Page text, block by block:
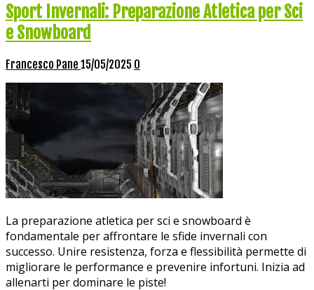
Sport Invernali: Preparazione Atletica per Sci
e Snowboard
Francesco Pane 15/05/2025 0
La preparazione atletica per sci e snowboard è
fondamentale per affrontare le sfide invernali con
successo. Unire resistenza, forza e flessibilità permette di
migliorare le performance e prevenire infortuni. Inizia ad
allenarti per dominare le piste!